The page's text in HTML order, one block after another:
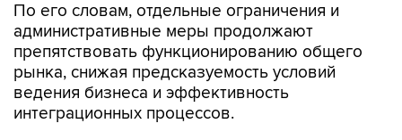
По его словам, отдельные ограничения и
административные меры продолжают
препятствовать функционированию общего
рынка, снижая предсказуемость условий
ведения бизнеса и эффективность
интеграционных процессов.